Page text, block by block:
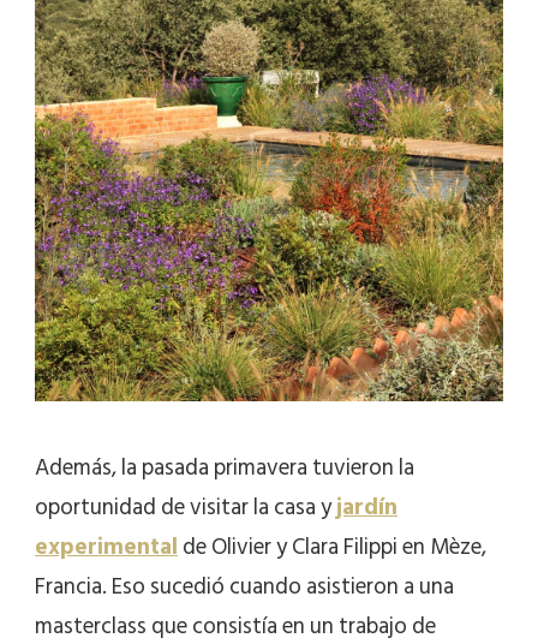
Además, la pasada primavera tuvieron la
oportunidad de visitar la casa yjardín
experimentalde Olivier y Clara Filippi en Mèze,
Francia. Eso sucedió cuando asistieron a una
masterclass que consistía en un trabajo de